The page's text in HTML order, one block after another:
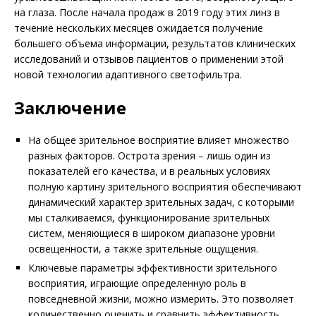
на глаза. После начала продаж в 2019 году этих линз в
течение нескольких месяцев ожидается получение
большего объема информации, результатов клинических
исследований и отзывов пациентов о применении этой
новой технологии адаптивного светофильтра.
Заключение
На общее зрительное восприятие влияет множество
разных факторов. Острота зрения – лишь один из
показателей его качества, и в реальных условиях
полную картину зрительного восприятия обеспечивают
динамический характер зрительных задач, с которыми
мы сталкиваемся, функционирование зрительных
систем, меняющиеся в широком диапазоне уровни
освещенности, а также зрительные ощущения.
Ключевые параметры эффективности зрительного
восприятия, играющие определенную роль в
повседневной жизни, можно измерить. Это позволяет